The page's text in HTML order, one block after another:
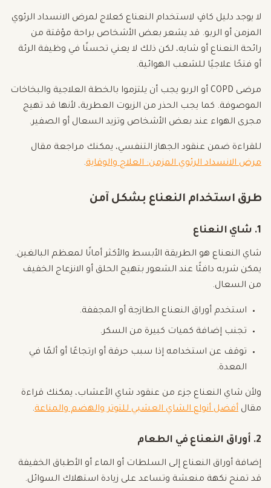
لا يوجد دليل كافٍ لاستخدام النعناع كعلاج لمرض الانسداد الرئوي
المزمن أو الربو. قد يشعر بعض الأشخاص براحة مؤقتة من
رائحة النعناع أو شايه، لكن ذلك لا يعني تحسنًا في وظيفة الرئة
أو فتحًا علاجيًا للشعب الهوائية.
مرضى COPD أو الربو يجب أن يلتزموا بالخطة العلاجية والبخاخات
الموصوفة. كما يجب الحذر من الزيوت العطرية، لأنها قد تهيج
مجرى الهواء عند بعض الأشخاص وتزيد السعال أو الصفير.
للقراءة ضمن عنقود الجهاز التنفسي، يمكنك مراجعة مقال
مرض الانسداد الرئوي المزمن: العلاج والوقاية.
طرق استخدام النعناع بشكل آمن
1. شاي النعناع
شاي النعناع هو الطريقة الأبسط والأكثر أمانًا لمعظم البالغين.
يمكن شربه دافئًا عند الشعور بتهيج الحلق أو الانزعاج الخفيف
من السعال.
استخدم أوراق النعناع الطازجة أو المجففة.
تجنب إضافة كميات كبيرة من السكر.
توقف عن استخدامه إذا سبب حرقة أو ارتجاعًا أو ألمًا في
المعدة.
ولأن شاي النعناع جزء من عنقود شاي الأعشاب، يمكنك قراءة
مقال أفضل أنواع الشاي العشبي للتوتر والهضم والمناعة.
2. أوراق النعناع في الطعام
إضافة أوراق النعناع إلى السلطات أو الماء أو الأطباق الخفيفة
قد تمنح نكهة منعشة وتساعد على زيادة استهلاك السوائل.